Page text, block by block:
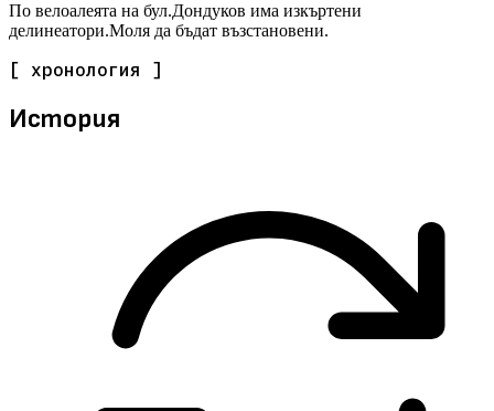
По велоалеята на бул.Дондуков има изкъртени
делинеатори.Моля да бъдат възстановени.
[ хронология ]
История